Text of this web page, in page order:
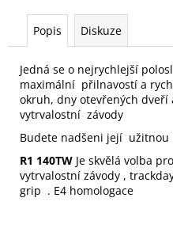
Popis Diskuze
Jedná se o nejrychlejší
maximální přilnavostí a
okruh, dny otevřených
vytrvalostní závody
Budete nadšeni její užitnou
R1 140TW Je skvělá volba
vytrvalostní závody ,
grip . E4 homologace